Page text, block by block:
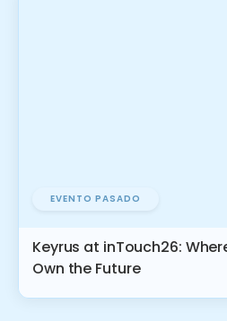
EVENTO PASADO
Keyrus at inTouch26:
Own the Future